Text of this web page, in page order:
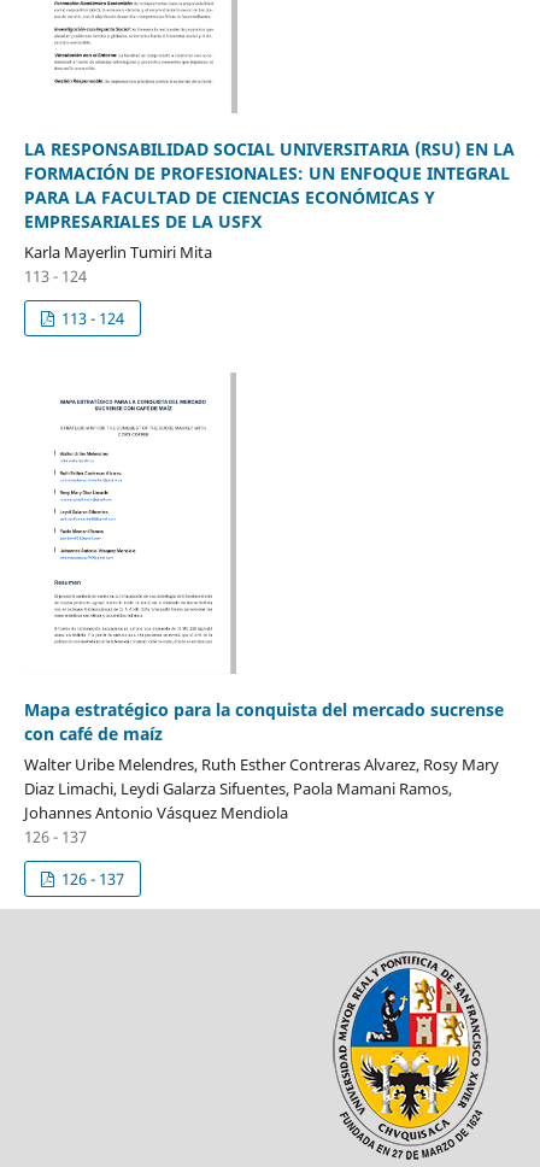
LA RESPONSABILIDAD SOCIAL UNIVERSITARIA (RSU) EN LA
FORMACIÓN DE PROFESIONALES: UN ENFOQUE INTEGRAL
PARA LA FACULTAD DE CIENCIAS ECONÓMICAS Y
EMPRESARIALES DE LA USFX
Karla Mayerlin Tumiri Mita
113 - 124
113 - 124
Mapa estratégico para la conquista del mercado sucrense
con café de maíz
Walter Uribe Melendres, Ruth Esther Contreras Alvarez, Rosy Mary
Diaz Limachi, Leydi Galarza Sifuentes, Paola Mamani Ramos,
Johannes Antonio Vásquez Mendiola
126 - 137
126 - 137